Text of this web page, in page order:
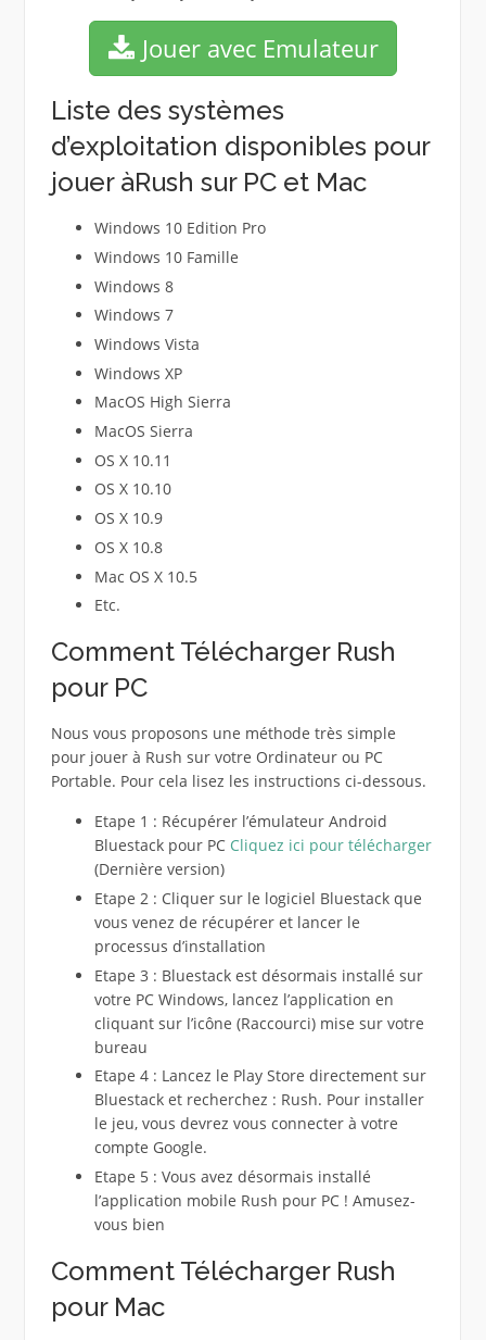
Jouer avec Emulateur
Liste des systèmes
d’exploitation disponibles pour
jouer àRush sur PC et Mac
Windows 10 Edition Pro
Windows 10 Famille
Windows 8
Windows 7
Windows Vista
Windows XP
MacOS High Sierra
MacOS Sierra
OS X 10.11
OS X 10.10
OS X 10.9
OS X 10.8
Mac OS X 10.5
Etc.
Comment Télécharger Rush
pour PC
Nous vous proposons une méthode très simple
pour jouer à Rush sur votre Ordinateur ou PC
Portable. Pour cela lisez les instructions ci-dessous.
Etape 1 : Récupérer l’émulateur Android
Bluestack pour PC Cliquez ici pour télécharger
(Dernière version)
Etape 2 : Cliquer sur le logiciel Bluestack que
vous venez de récupérer et lancer le
processus d’installation
Etape 3 : Bluestack est désormais installé sur
votre PC Windows, lancez l’application en
cliquant sur l’icône (Raccourci) mise sur votre
bureau
Etape 4 : Lancez le Play Store directement sur
Bluestack et recherchez : Rush. Pour installer
le jeu, vous devrez vous connecter à votre
compte Google.
Etape 5 : Vous avez désormais installé
l’application mobile Rush pour PC ! Amusez-
vous bien
Comment Télécharger Rush
pour Mac